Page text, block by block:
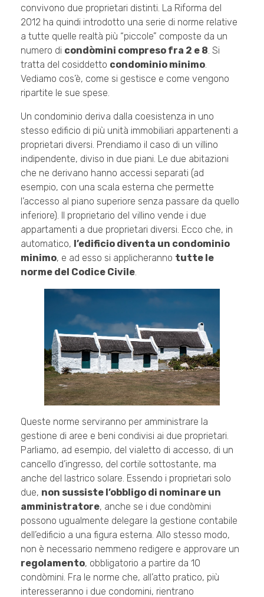
convivono due proprietari distinti. La Riforma del
2012 ha quindi introdotto una serie di norme relative
a tutte quelle realtà più “piccole” composte da un
numero di condòmini compreso fra 2 e 8 . Si
tratta del cosiddetto condominio minimo
Vediamo cos’è, come si gestisce e come vengono
ripartite le sue spese.
Un condominio deriva dalla coesistenza in uno
stesso edificio di più unità immobiliari appartenenti a
proprietari diversi. Prendiamo il caso di un villino
indipendente, diviso in due piani. Le due abitazioni
che ne derivano hanno accessi separati (ad
esempio, con una scala esterna che permette
l’accesso al piano superiore senza passare da quello
inferiore). Il proprietario del villino vende i due
appartamenti a due proprietari diversi. Ecco che, in
automatico, l’edificio diventa un condominio
minimo, e ad esso si applicheranno tutte le
norme del Codice Civile
Queste norme serviranno per amministrare la
gestione di aree e beni condivisi ai due proprietari.
Parliamo, ad esempio, del vialetto di accesso, di un
cancello d’ingresso, del cortile sottostante, ma
anche del lastrico solare. Essendo i proprietari solo
due, non sussiste l’obbligo di nominare un
amministratore, anche se i due condòmini
possono ugualmente delegare la gestione contabile
dell’edificio a una figura esterna. Allo stesso modo,
non è necessario nemmeno redigere e approvare un
regolamento, obbligatorio a partire da 10
condòmini. Fra le norme che, all’atto pratico, più
interesseranno i due condomini, rientrano